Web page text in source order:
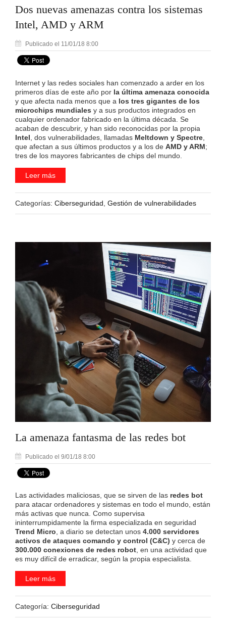
Dos nuevas amenazas contra los sistemas
Intel, AMD y ARM
Publicado el 11/01/18 8:00
Internet y las redes sociales han comenzado a arder en los
primeros días de este año por la última amenaza conocida
y que afecta nada menos que a los tres gigantes de los
microchips mundiales y a sus productos integrados en
cualquier ordenador fabricado en la última década. Se
acaban de descubrir, y han sido reconocidas por la propia
Intel , dos vulnerabilidades, llamadas Meltdown y Spectre
que afectan a sus últimos productos y a los de AMD y ARM;
tres de los mayores fabricantes de chips del mundo.
Leer más
Categorías: Ciberseguridad Gestión de vulnerabilidades
La amenaza fantasma de las redes bot
Publicado el 9/01/18 8:00
Las actividades maliciosas, que se sirven de las redes bot
para atacar ordenadores y sistemas en todo el mundo, están
más activas que nunca. Como supervisa
ininterrumpidamente la firma especializada en seguridad
Trend Micro , a diario se detectan unos 4.000 servidores
activos de ataques comando y control (C&C) y cerca de
300.000 conexiones de redes robot , en una actividad que
es muy difícil de erradicar, según la propia especialista.
Leer más
Categoría: Ciberseguridad